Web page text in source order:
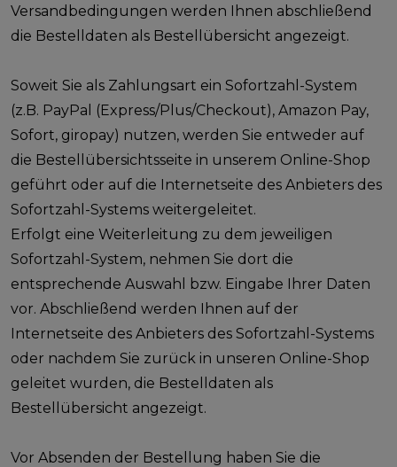
Versandbedingungen werden Ihnen abschließend
die Bestelldaten als Bestellübersicht angezeigt.
Soweit Sie als Zahlungsart ein Sofortzahl-System
(z.B. PayPal (Express/Plus/Checkout), Amazon Pay,
Sofort, giropay) nutzen, werden Sie entweder auf
die Bestellübersichtsseite in unserem Online-Shop
geführt oder auf die Internetseite des Anbieters des
Sofortzahl-Systems weitergeleitet.
Erfolgt eine Weiterleitung zu dem jeweiligen
Sofortzahl-System, nehmen Sie dort die
entsprechende Auswahl bzw. Eingabe Ihrer Daten
vor. Abschließend werden Ihnen auf der
Internetseite des Anbieters des Sofortzahl-Systems
oder nachdem Sie zurück in unseren Online-Shop
geleitet wurden, die Bestelldaten als
Bestellübersicht angezeigt.
Vor Absenden der Bestellung haben Sie die